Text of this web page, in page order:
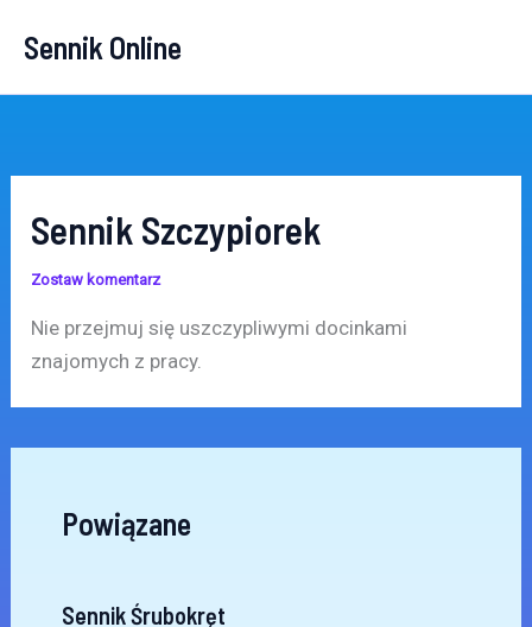
Sennik Online
Sennik Szczypiorek
Zostaw komentarz
Nie przejmuj się uszczypliwymi docinkami
znajomych z pracy.
Powiązane
Sennik Śrubokręt